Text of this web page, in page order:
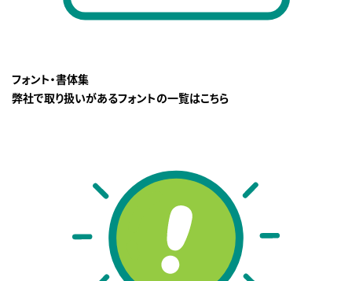
フォント・書体集
弊社で取り扱いがあるフォントの一覧はこちら